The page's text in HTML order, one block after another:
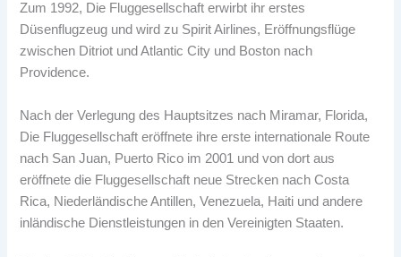
Zum 1992, Die Fluggesellschaft erwirbt ihr erstes
Düsenflugzeug und wird zu Spirit Airlines, Eröffnungsflüge
zwischen Ditriot und Atlantic City und Boston nach
Providence.
Nach der Verlegung des Hauptsitzes nach Miramar, Florida,
Die Fluggesellschaft eröffnete ihre erste internationale Route
nach San Juan, Puerto Rico im 2001 und von dort aus
eröffnete die Fluggesellschaft neue Strecken nach Costa
Rica, Niederländische Antillen, Venezuela, Haiti und andere
inländische Dienstleistungen in den Vereinigten Staaten.